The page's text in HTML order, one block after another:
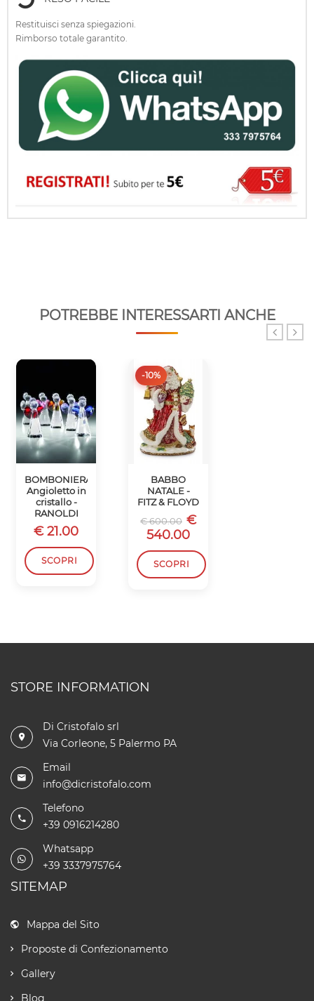
Restituisci senza spiegazioni.
Rimborso totale garantito.
POTREBBE INTERESSARTI ANCHE
BOMBONIERA
Angioletto in
cristallo -
RANOLDI
€ 21.00
SCOPRI
-10%
BABBO
NATALE -
FITZ & FLOYD
€ 600.00 €
540.00
SCOPRI
STORE INFORMATION
Di Cristofalo srl
Via Corleone, 5 Palermo PA
Email
info@dicristofalo.com
Telefono
+39 0916214280
Whatsapp
+39 3337975764
SITEMAP
Mappa del Sito
Proposte di Confezionamento
Gallery
Blog